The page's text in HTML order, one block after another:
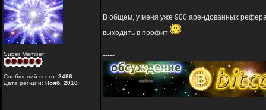
Super Member
Сообщений всего: 2486
Дата рег-ции: Нояб. 2010
В общем, у меня уже 900 арендованных
выходить в профит
-----